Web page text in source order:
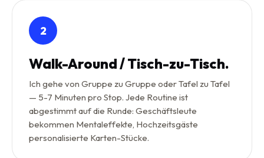
2
Walk-Around / Tisch-zu-Tisch.
Ich gehe von Gruppe zu Gruppe oder Tafel zu Tafel
— 5-7 Minuten pro Stop. Jede Routine ist
abgestimmt auf die Runde: Geschäftsleute
bekommen Mentaleffekte, Hochzeitsgäste
personalisierte Karten-Stücke.